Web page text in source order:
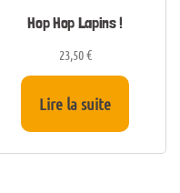
Hop Hop Lapins !
23,50€
Lire la suite